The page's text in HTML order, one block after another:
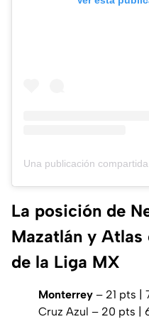
La posición de
Mazatlán y Atlas
de la Liga MX
Monterrey– 21 pts |
Cruz Azul – 20 pts |